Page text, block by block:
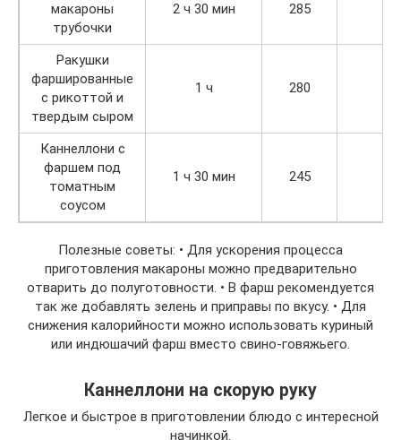
макароны
трубочки
2 ч 30 мин 285
Ракушки
фаршированные
с рикоттой и
твердым сыром
1 ч 280
Каннеллони с
фаршем под
томатным
соусом
1 ч 30 мин 245
Полезные советы: • Для ускорения процесса
приготовления макароны можно предварительно
отварить до полуготовности. • В фарш рекомендуется
так же добавлять зелень и приправы по вкусу. • Для
снижения калорийности можно использовать куриный
или индюшачий фарш вместо свино-говяжьего.
Каннеллони на скорую руку
Легкое и быстрое в приготовлении блюдо с интересной
начинкой.